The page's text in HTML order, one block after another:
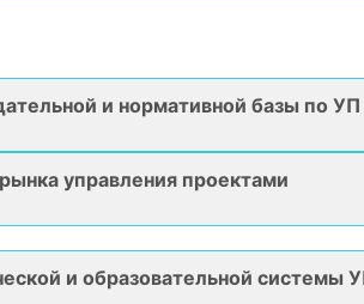
и нормативной базы по УП
управления проектами
и образовательной системы